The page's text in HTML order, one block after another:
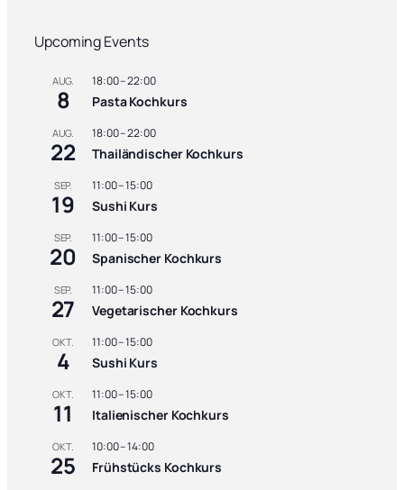
rUpcoming Events
AUG.
8
18:00–22:00
Pasta Kochkurs
AUG.
22
18:00–22:00
Thailändischer Kochkurs
SEP.
19
11:00–15:00
Sushi Kurs
SEP.
20
11:00–15:00
Spanischer Kochkurs
SEP.
27
11:00–15:00
Vegetarischer Kochkurs
OKT.
4
11:00–15:00
Sushi Kurs
OKT.
11
11:00–15:00
Italienischer Kochkurs
OKT.
25
10:00–14:00
Frühstücks Kochkurs